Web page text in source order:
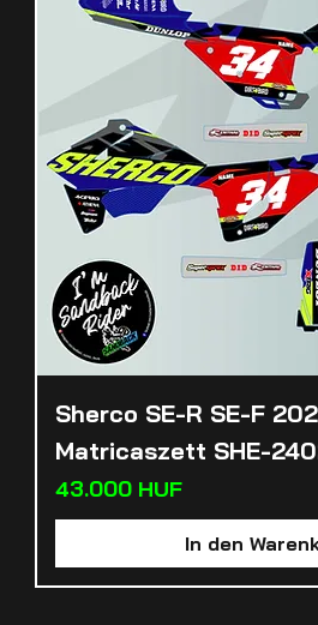
Sherco SE-R SE-F
Matricaszett SHE-
Preis
43.000 HUF
In den